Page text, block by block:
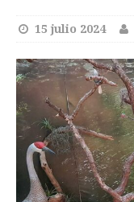
15 julio 2024